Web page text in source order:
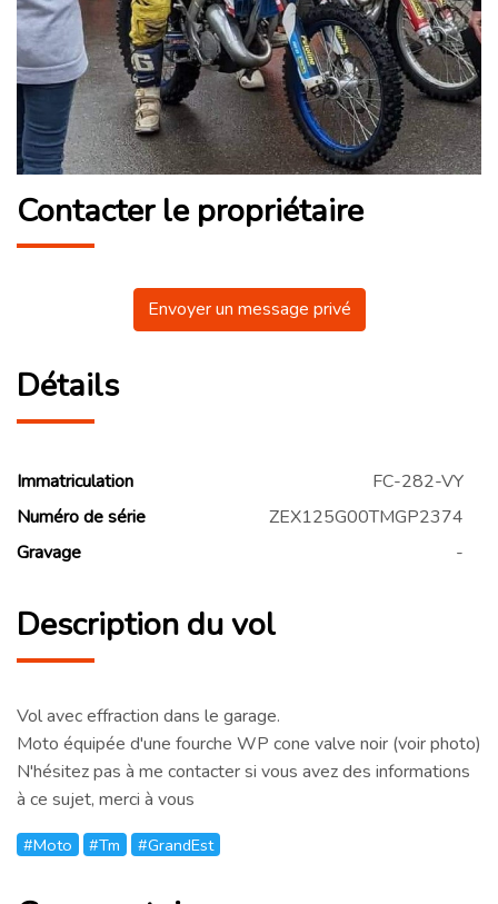
Contacter le propriétaire
Envoyer un message privé
Détails
Immatriculation
FC-282-VY
Numéro de série
ZEX125G00TMGP2374
Gravage
-
Description du vol
Vol avec effraction dans le garage.
Moto équipée d'une fourche WP cone valve noir (voir photo)
N'hésitez pas à me contacter si vous avez des informations
à ce sujet, merci à vous
#Moto #Tm #GrandEst